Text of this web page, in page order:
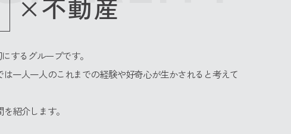
×不動産
するグループです。
一人一人のこれまでの経験や好奇心が生かされると考えて
紹介します。